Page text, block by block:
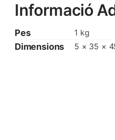
Informació
Pes 1 kg
Dimensions 5 × 35 ×